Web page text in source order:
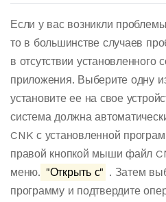
Если у вас возникли
то в большинстве случаев
в отсутствии установленного
приложения. Выберите одну
установите ее на свое
система должна
CNK с установленной
правой кнопкой мыши файл
меню. "Открыть с" . Затем
программу и подтвердите